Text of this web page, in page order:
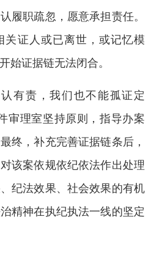
履职疏忽，愿意承担责任。
关证人或已离世，或记忆模
始证据链无法闭合。
有责，我们也不能孤证定
审理室坚持原则，指导办案
终，补充完善证据链条后，
该案依规依纪依法作出处理
纪法效果、社会效果的有机
精神在执纪执法一线的坚定